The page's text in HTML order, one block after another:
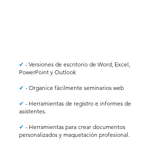
✔ - Versiones de escritorio de Word, Excel,
PowerPoint y Outlook
✔ - Organice fácilmente seminarios web
✔ - Herramientas de registro e informes de
asistentes.
✔ - Herramientas para crear documentos
personalizados y maquetación profesional.